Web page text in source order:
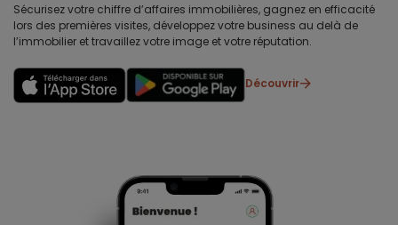
Sécurisez votre chiffre d’affaires immobilières, gagnez en efficacité
lors des premières visites, développez votre business au delà de
l’immobilier et travaillez votre image et votre réputation.
Découvrir